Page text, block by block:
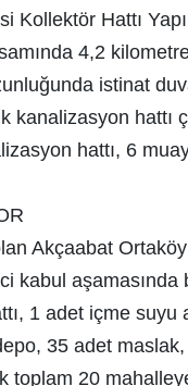
Kollektör Hattı
4,2
istinat
kanalizasyon hattı
hattı, 6
Akçaabat
kabul
1 adet içme suyu
35 adet
toplam 20